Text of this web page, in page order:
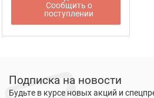
Сообщить о
поступлении
Подписка на новости
Будьте в курсе новых акций и